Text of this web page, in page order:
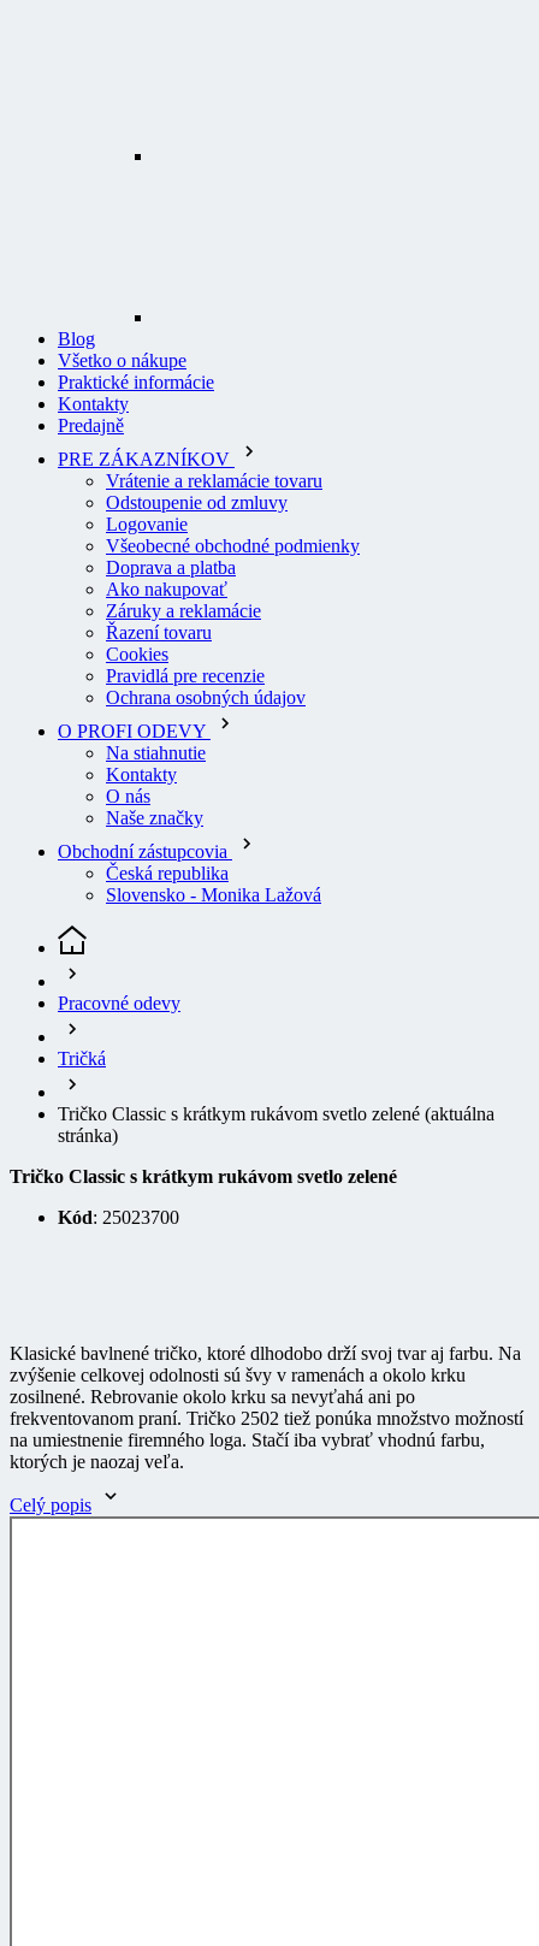
Blog
Všetko o nákupe
Praktické informácie
Kontakty
Predajně
PRE ZÁKAZNÍKOV
Vrátenie a reklamácie tovaru
Odstoupenie od zmluvy
Logovanie
Všeobecné obchodné podmienky
Doprava a platba
Ako nakupovať
Záruky a reklamácie
Řazení tovaru
Cookies
Pravidlá pre recenzie
Ochrana osobných údajov
O PROFI ODEVY
Na stiahnutie
Kontakty
O nás
Naše značky
Obchodní zástupcovia
Česká republika
Slovensko - Monika Lažová
Pracovné odevy
Tričká
Tričko Classic s krátkym rukávom svetlo zelené (aktuálna
stránka)
Tričko Classic s krátkym rukávom svetlo zelené
Kód: 25023700
Klasické bavlnené tričko, ktoré dlhodobo drží svoj tvar aj farbu. Na
zvýšenie celkovej odolnosti sú švy v ramenách a okolo krku
zosilnené. Rebrovanie okolo krku sa nevyťahá ani po
frekventovanom praní. Tričko 2502 tiež ponúka množstvo možností
na umiestnenie firemného loga. Stačí iba vybrať vhodnú farbu,
ktorých je naozaj veľa.
Celý popis